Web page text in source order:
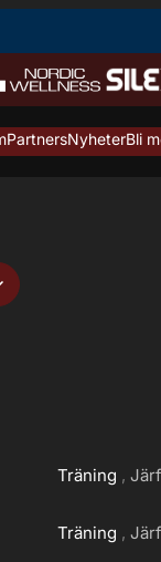
PartnersNyheterBli
Träning
Träning